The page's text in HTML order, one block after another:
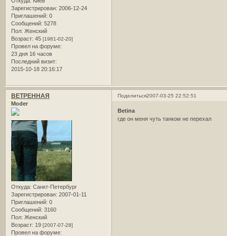
Зарегистрирован: 2006-12-24
Приглашений: 0
Сообщений: 5278
Пол: Женский
Возраст: 45 [1981-02-20]
Провел на форуме:
23 дня 16 часов
Последний визит:
2015-10-18 20:16:17
Поделиться2007-03-25 22:52:51
ВЕТРЕННАЯ
Moder
Откуда: Санкт-Петербург
Зарегистрирован: 2007-01-11
Приглашений: 0
Сообщений: 3160
Пол: Женский
Возраст: 19 [2007-07-28]
Провел на форуме:
Betina
где он меня чуть танком не перехал